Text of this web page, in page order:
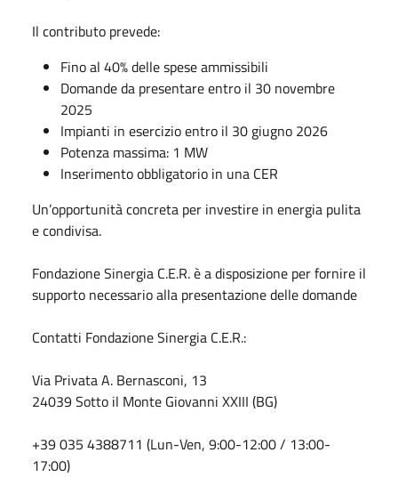
Il contributo prevede:
Fino al 40% delle spese ammissibili
Domande da presentare entro il 30 novembre
2025
Impianti in esercizio entro il 30 giugno 2026
Potenza massima: 1 MW
Inserimento obbligatorio in una CER
Un’opportunità concreta per investire in energia pulita
e condivisa.
Fondazione Sinergia C.E.R. è a disposizione per fornire il
supporto necessario alla presentazione delle domande
Contatti Fondazione Sinergia C.E.R.:
Via Privata A. Bernasconi, 13
24039 Sotto il Monte Giovanni XXIII (BG)
+39 035 4388711 (Lun-Ven, 9:00-12:00 / 13:00-
17:00)